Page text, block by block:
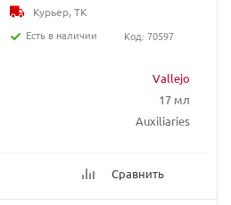
Vallejo
17 мл
Auxiliaries
Сравнить
Курьер, ТК
Есть в наличии
Код: 70597